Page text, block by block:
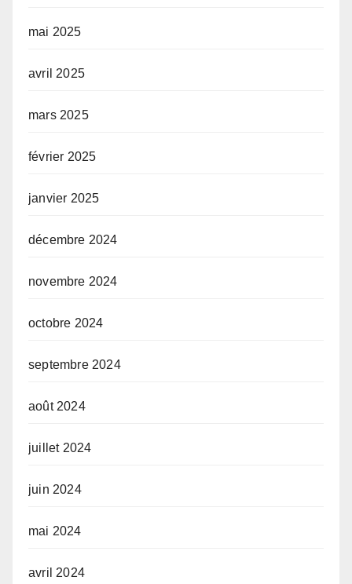
mai 2025
avril 2025
mars 2025
février 2025
janvier 2025
décembre 2024
novembre 2024
octobre 2024
septembre 2024
août 2024
juillet 2024
juin 2024
mai 2024
avril 2024